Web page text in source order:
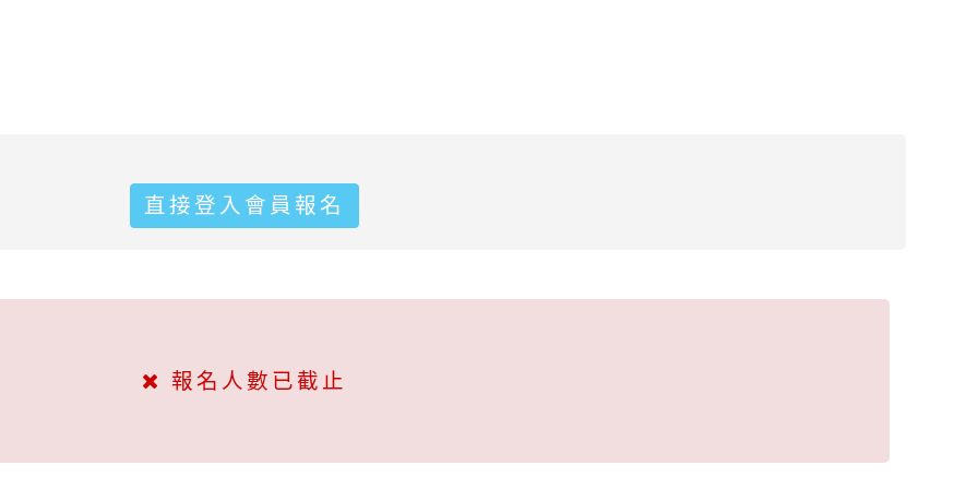
直接登入會員報名
報名人數已截止